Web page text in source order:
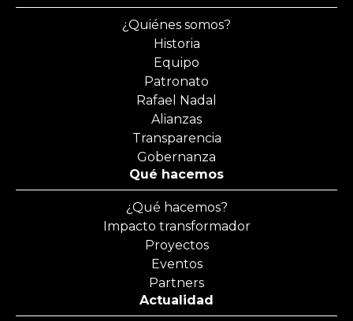
¿Quiénes somos?
Historia
Equipo
Patronato
Rafael Nadal
Alianzas
Transparencia
Gobernanza
Qué hacemos
¿Qué hacemos?
Impacto transformador
Proyectos
Eventos
Partners
Actualidad